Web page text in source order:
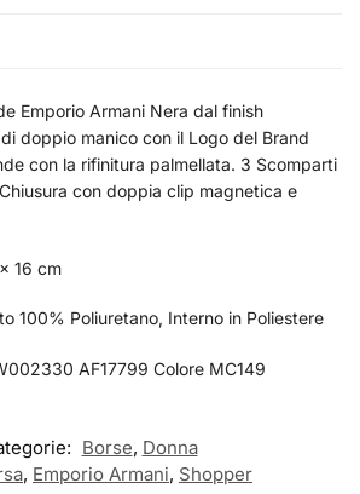
Emporio Armani Nera dal finish
doppio manico con il Logo del Brand
con la rifinitura palmellata. 3 Scomparti
con doppia clip magnetica e
16 cm
100% Poliuretano, Interno in Poliestere
AF17799 Colore MC149
Borse, Donna
, Emporio Armani, Shopper